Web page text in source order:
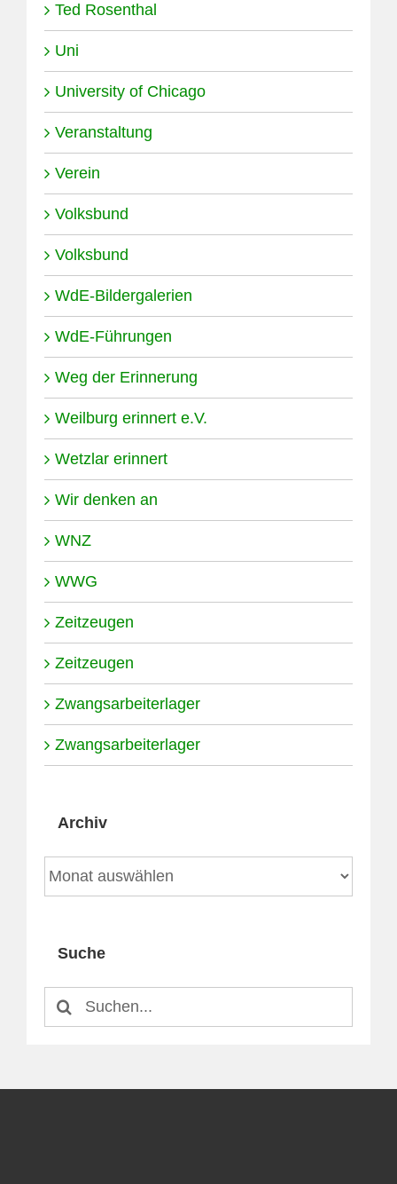
Ted Rosenthal
Uni
University of Chicago
Veranstaltung
Verein
Volksbund
Volksbund
WdE-Bildergalerien
WdE-Führungen
Weg der Erinnerung
Weilburg erinnert e.V.
Wetzlar erinnert
Wir denken an
WNZ
WWG
Zeitzeugen
Zeitzeugen
Zwangsarbeiterlager
Zwangsarbeiterlager
Archiv
Archiv
Suche
Suche
nach: